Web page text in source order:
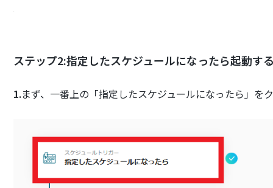
ステップ2:指定したスケジュールになったら起動す
1.まず、一番上の「指定したスケジュールになったら」を